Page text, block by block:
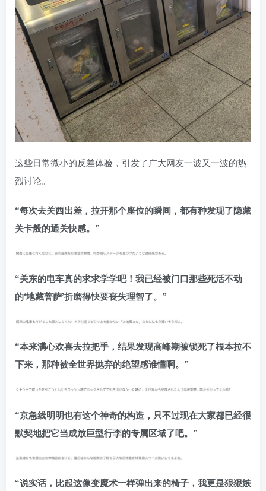
这些日常微小的反差体验，引发了广大网友一波又一波的热
烈讨论。
“每次去关西出差，拉开那个座位的瞬间，都有种发现了隐藏
关卡般的通关快感。”
“关东的电车真的求求学学吧！我已经被门口那些死活不动
的‘地藏菩萨’折磨得快要丧失理智了。”
“本来满心欢喜去拉把手，结果发现高峰期被锁死了根本拉不
下来，那种被全世界抛弃的绝望感谁懂啊。”
“京急线明明也有这个神奇的构造，只不过现在大家都已经很
默契地把它当成放巨型行李的专属区域了吧。”
“说实话，比起这像变魔术一样弹出来的椅子，我更是狠狠嫉